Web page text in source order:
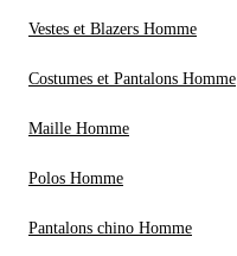
Vestes et Blazers Homme
Costumes et Pantalons Homme
Maille Homme
Polos Homme
Pantalons chino Homme